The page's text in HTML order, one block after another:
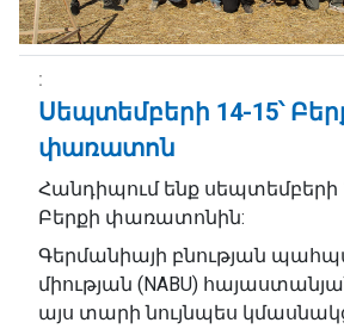
Սեպտեմբերի 14-15՝
փառատոն
Հանդիպում ենք սեպտեմբերի
Բերքի փառատոնին:
Գերմանիայի բնության
միության (NABU)
այս տարի նույնպես